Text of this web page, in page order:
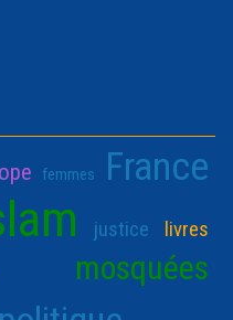
femmes France
justice livres
mosquées